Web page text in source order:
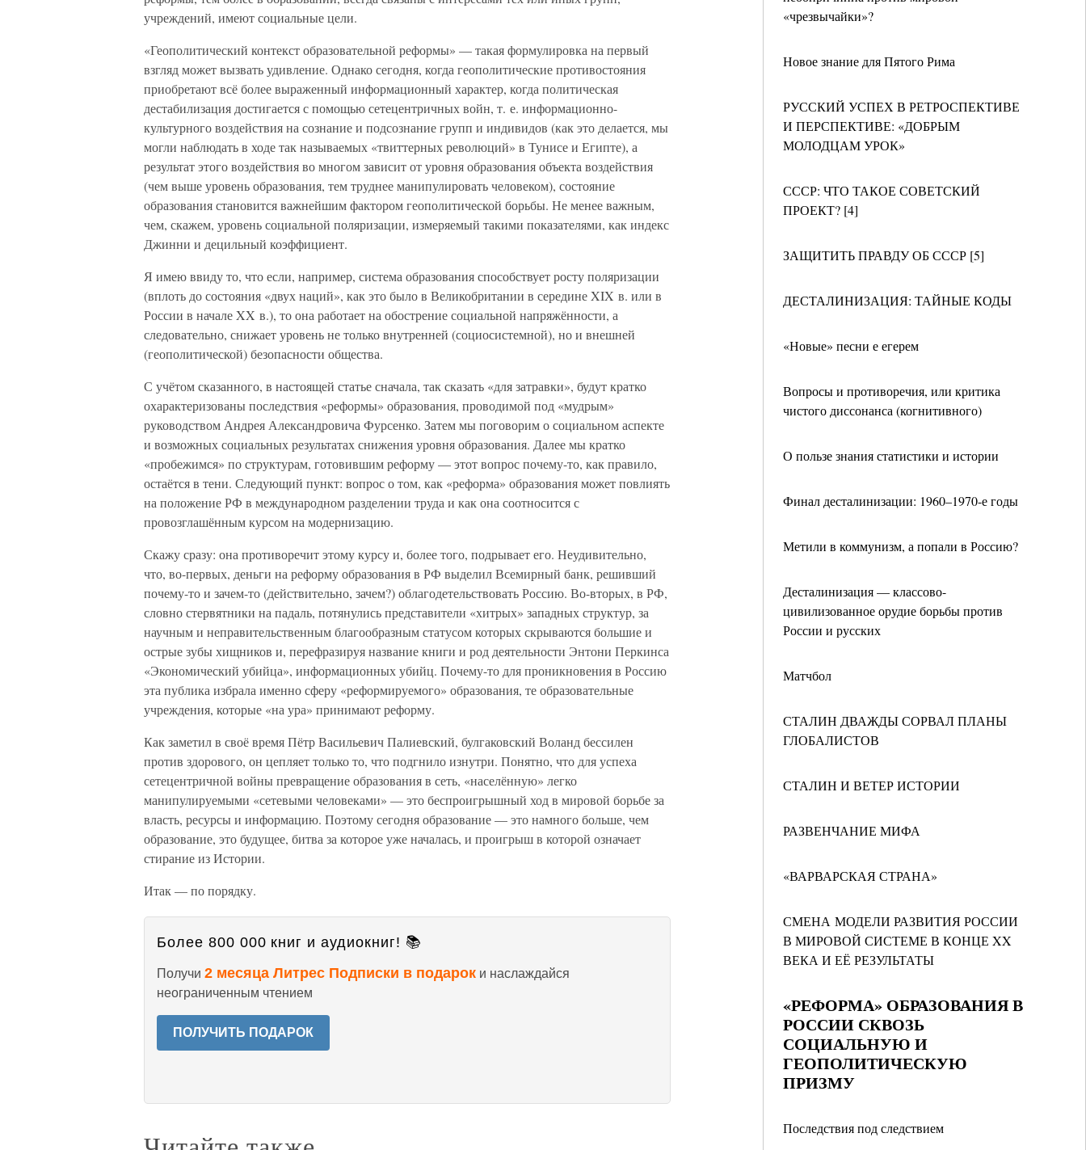
«чрезвычайки»?
Новое знание для Пятого Рима
РУССКИЙ УСПЕХ В РЕТРОСПЕКТИВЕ
И ПЕРСПЕКТИВЕ: «ДОБРЫМ
МОЛОДЦАМ УРОК»
СССР: ЧТО ТАКОЕ СОВЕТСКИЙ
ПРОЕКТ? [4]
ЗАЩИТИТЬ ПРАВДУ ОБ СССР [5]
ДЕСТАЛИНИЗАЦИЯ: ТАЙНЫЕ КОДЫ
«Новые» песни е егерем
Вопросы и противоречия, или критика
чистого диссонанса (когнитивного)
О пользе знания статистики и истории
Финал десталинизации: 1960–1970-е годы
Метили в коммунизм, а попали в Россию?
Десталинизация — классово-
цивилизованное орудие борьбы против
России и русских
Матчбол
СТАЛИН ДВАЖДЫ СОРВАЛ ПЛАНЫ
ГЛОБАЛИСТОВ
СТАЛИН И ВЕТЕР ИСТОРИИ
РАЗВЕНЧАНИЕ МИФА
«ВАРВАРСКАЯ СТРАНА»
СМЕНА МОДЕЛИ РАЗВИТИЯ РОССИИ
В МИРОВОЙ СИСТЕМЕ В КОНЦЕ XX
ВЕКА И ЕЁ РЕЗУЛЬТАТЫ
«РЕФОРМА» ОБРАЗОВАНИЯ В
РОССИИ СКВОЗЬ
СОЦИАЛЬНУЮ И
ГЕОПОЛИТИЧЕСКУЮ
ПРИЗМУ
Последствия под следствием
учреждений, имеют социальные цели.
«Геополитический контекст образовательной реформы» — такая формулировка на первый
взгляд может вызвать удивление. Однако сегодня, когда геополитические противостояния
приобретают всё более выраженный информационный характер, когда политическая
дестабилизация достигается с помощью сетецентричных войн, т. е. информационно-
культурного воздействия на сознание и подсознание групп и индивидов (как это делается, мы
могли наблюдать в ходе так называемых «твиттерных революций» в Тунисе и Египте), а
результат этого воздействия во многом зависит от уровня образования объекта воздействия
(чем выше уровень образования, тем труднее манипулировать человеком), состояние
образования становится важнейшим фактором геополитической борьбы. Не менее важным,
чем, скажем, уровень социальной поляризации, измеряемый такими показателями, как индекс
Джинни и децильный коэффициент.
Я имею ввиду то, что если, например, система образования способствует росту поляризации
(вплоть до состояния «двух наций», как это было в Великобритании в середине XIX в. или в
России в начале XX в.), то она работает на обострение социальной напряжённости, а
следовательно, снижает уровень не только внутренней (социосистемной), но и внешней
(геополитической) безопасности общества.
С учётом сказанного, в настоящей статье сначала, так сказать «для затравки», будут кратко
охарактеризованы последствия «реформы» образования, проводимой под «мудрым»
руководством Андрея Александровича Фурсенко. Затем мы поговорим о социальном аспекте
и возможных социальных результатах снижения уровня образования. Далее мы кратко
«пробежимся» по структурам, готовившим реформу — этот вопрос почему-то, как правило,
остаётся в тени. Следующий пункт: вопрос о том, как «реформа» образования может повлиять
на положение РФ в международном разделении труда и как она соотносится с
провозглашённым курсом на модернизацию.
Скажу сразу: она противоречит этому курсу и, более того, подрывает его. Неудивительно,
что, во-первых, деньги на реформу образования в РФ выделил Всемирный банк, решивший
почему-то и зачем-то (действительно, зачем?) облагодетельствовать Россию. Во-вторых, в РФ,
словно стервятники на падаль, потянулись представители «хитрых» западных структур, за
научным и неправительственным благообразным статусом которых скрываются большие и
острые зубы хищников и, перефразируя название книги и род деятельности Энтони Перкинса
«Экономический убийца», информационных убийц. Почему-то для проникновения в Россию
эта публика избрала именно сферу «реформируемого» образования, те образовательные
учреждения, которые «на ура» принимают реформу.
Как заметил в своё время Пётр Васильевич Палиевский, булгаковский Воланд бессилен
против здорового, он цепляет только то, что подгнило изнутри. Понятно, что для успеха
сетецентричной войны превращение образования в сеть, «населённую» легко
манипулируемыми «сетевыми человеками» — это беспроигрышный ход в мировой борьбе за
власть, ресурсы и информацию. Поэтому сегодня образование — это намного больше, чем
образование, это будущее, битва за которое уже началась, и проигрыш в которой означает
стирание из Истории.
Итак — по порядку.
Более 800 000 книг и аудиокниг! 📚
Получи 2 месяца Литрес Подписки в подарок и наслаждайся
неограниченным чтением
ПОЛУЧИТЬ ПОДАРОК